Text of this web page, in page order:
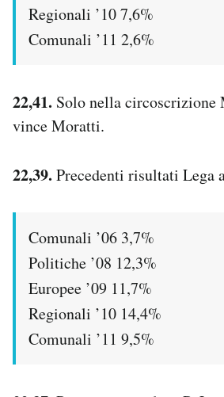
Regionali ’10 7,6%
Comunali ’11 2,6%
22,41. Solo nella circoscrizione
vince Moratti.
22,39. Precedenti risultati Lega
Comunali ’06 3,7%
Politiche ’08 12,3%
Europee ’09 11,7%
Regionali ’10 14,4%
Comunali ’11 9,5%